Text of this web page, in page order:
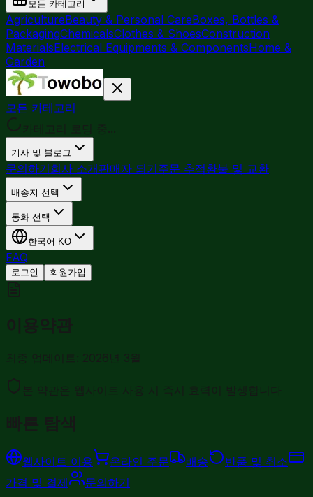
모든 카테고리
AgricultureBeauty & Personal CareBoxes, Bottles &
PackagingChemicalsClothes & ShoesConstruction
MaterialsElectrical Equipments & ComponentsHome &
Garden
모든 카테고리
카테고리 로딩 중...
기사 및 블로그
문의하기회사 소개판매자 되기주문 추적환불 및 교환
배송지 선택
통화 선택
한국어 KO
FAQ
로그인 회원가입
이용약관
최종 업데이트: 2026년 3월
본 약관은 웹사이트 사용 시 즉시 효력이 발생합니다
빠른 탐색
웹사이트 이용 온라인 주문 배송
반품 및 취소
가격 및 결제
문의하기